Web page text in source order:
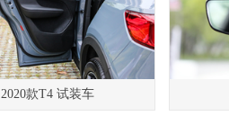
2020款T4 试装车